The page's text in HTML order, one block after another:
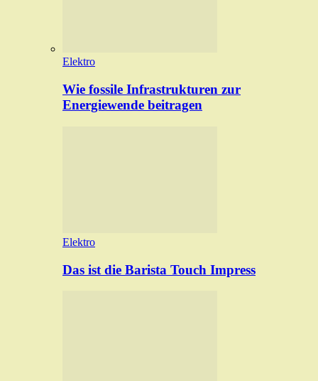
Elektro
Wie fossile Infrastrukturen zur
Energiewende beitragen
Elektro
Das ist die Barista Touch Impress